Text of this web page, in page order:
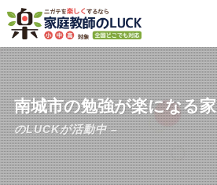
南城市の勉強が楽になる
のLUCKが活動中 –